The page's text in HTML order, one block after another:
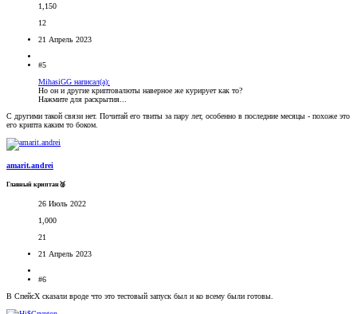
1,150
12
21 Апрель 2023
#5
MihasiGG написал(а):
Но он и другие криптовалюты наверное же курирует как то?
Нажмите для раскрытия...
С другими такой связи нет. Почитай его твиты за пару лет, особенно в последние месяцы - похоже это
его крипта каким то боком.
amarit.andrei
Главный криптан🥈
26 Июль 2022
1,000
21
21 Апрель 2023
#6
В СпейсХ сказали вроде что это тестовый запуск был и ко всему были готовы.